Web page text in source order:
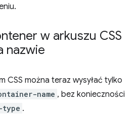
w arkuszu CSS
nazwie
CSS można teraz wysyłać tylko
name , bez konieczności
.